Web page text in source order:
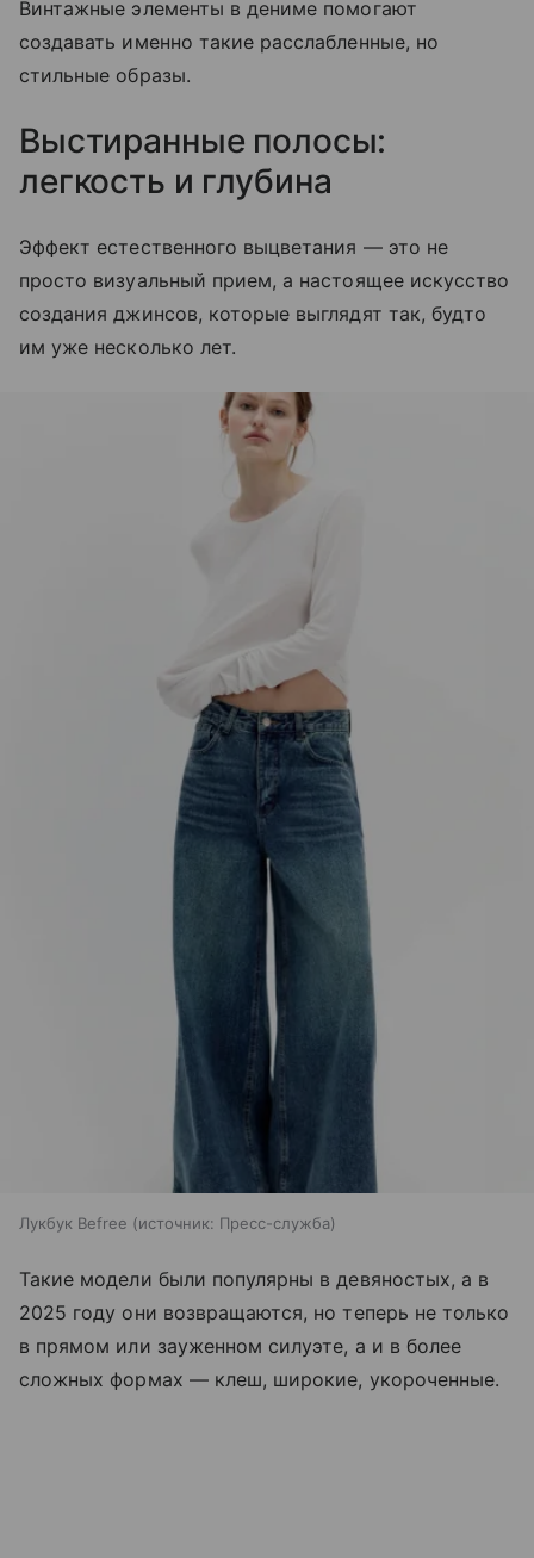
Винтажные элементы в дениме помогают
создавать именно такие расслабленные, но
стильные образы.
Выстиранные полосы:
легкость и глубина
Эффект естественного выцветания — это не
просто визуальный прием, а настоящее искусство
создания джинсов, которые выглядят так, будто
им уже несколько лет.
Лукбук Befree источник: Пресс-служба
Такие модели были популярны в девяностых, а в
2025 году они возвращаются, но теперь не только
в прямом или зауженном силуэте, а и в более
сложных формах — клеш, широкие, укороченные.